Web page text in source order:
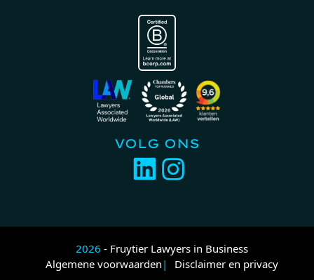
VOLG ONS
2026 - Fruytier Lawyers in Business
Algemene voorwaarden
Disclaimer en privacy